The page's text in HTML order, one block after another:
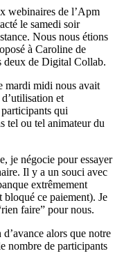
webinaires de l’Apm
le samedi soir
Nous nous étions
à Caroline de
deux de Digital Collab.
mardi midi nous avait
d’utilisationet
qui
tel ou tel animateur du
je négocie pour essayer
Il y a un souci avec
extrêmement
bloqué ce paiement). Je
faire” pour nous.
alors que notre
nombre de participants